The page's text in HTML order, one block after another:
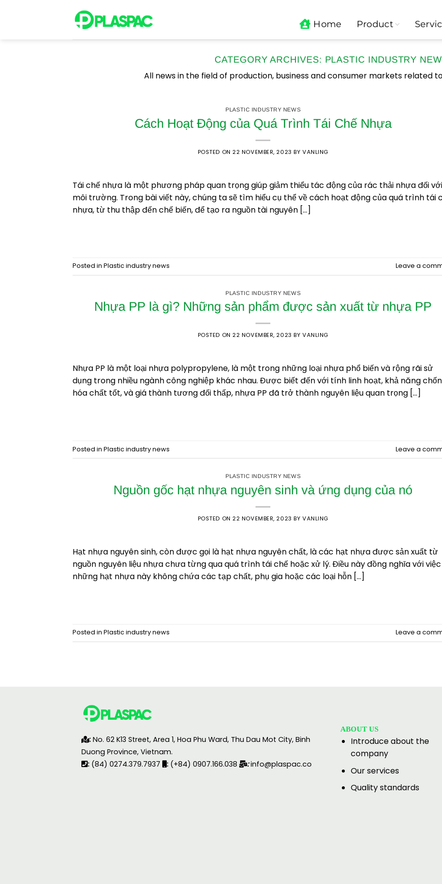
Home Product
CATEGORY ARCHIVES: PLASTIC INDUSTRY
All news in the field of production, business and consumer markets related
PLASTIC INDUSTRY NEWS
Cách Hoạt Động của Quá Trình Tái Chế Nhựa
POSTED ON 22 NOVEMBER, 2023 BY VANLING
Tái chế nhựa là một phương pháp quan trọng giúp giảm thiểu tác động của rác thải nhựa đối với
môi trường. Trong bài viết này, chúng ta sẽ tìm hiểu cụ thể về cách hoạt động của quá trình tái
nhựa, từ thu thập đến chế biến, để tạo ra nguồn tài nguyên […]
Posted in Plastic industry news Leave a
PLASTIC INDUSTRY NEWS
Nhựa PP là gì? Những sản phẩm được sản xuất từ nhựa PP
POSTED ON 22 NOVEMBER, 2023 BY VANLING
Nhựa PP là một loại nhựa polypropylene, là một trong những loại nhựa phổ biến và rộng rãi sử
dụng trong nhiều ngành công nghiệp khác nhau. Được biết đến với tính linh hoạt, khả năng
hóa chất tốt, và giá thành tương đối thấp, nhựa PP đã trở thành nguyên liệu quan trọng […]
Posted in Plastic industry news Leave a
PLASTIC INDUSTRY NEWS
Nguồn gốc hạt nhựa nguyên sinh và ứng dụng của nó
POSTED ON 22 NOVEMBER, 2023 BY VANLING
Hạt nhựa nguyên sinh, còn được gọi là hạt nhựa nguyên chất, là các hạt nhựa được sản xuất từ
nguồn nguyên liệu nhựa chưa từng qua quá trình tái chế hoặc xử lý. Điều này đồng nghĩa với việc
những hạt nhựa này không chứa các tạp chất, phụ gia hoặc các loại hỗn […]
Posted in Plastic industry news Leave a
: No. 62 K13 Street, Area 1, Hoa Phu Ward, Thu Dau Mot City, Binh
Duong Province, Vietnam.
: (84) 0274.379.7937 : (+84) 0907.166.038 : info@plaspac.co
ABOUT US
Introduce about the
company
Our services
Quality standards